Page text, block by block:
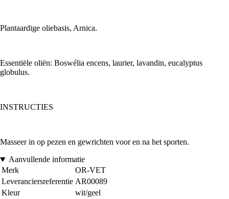
Plantaardige oliebasis, Arnica.
Essentiële oliën: Boswélia encens, laurier, lavandin, eucalyptus
globulus.
INSTRUCTIES
Masseer in op pezen en gewrichten voor en na het sporten.
Aanvullende informatie
Merk
OR-VET
Leveranciersreferentie AR00089
Kleur
wit/geel